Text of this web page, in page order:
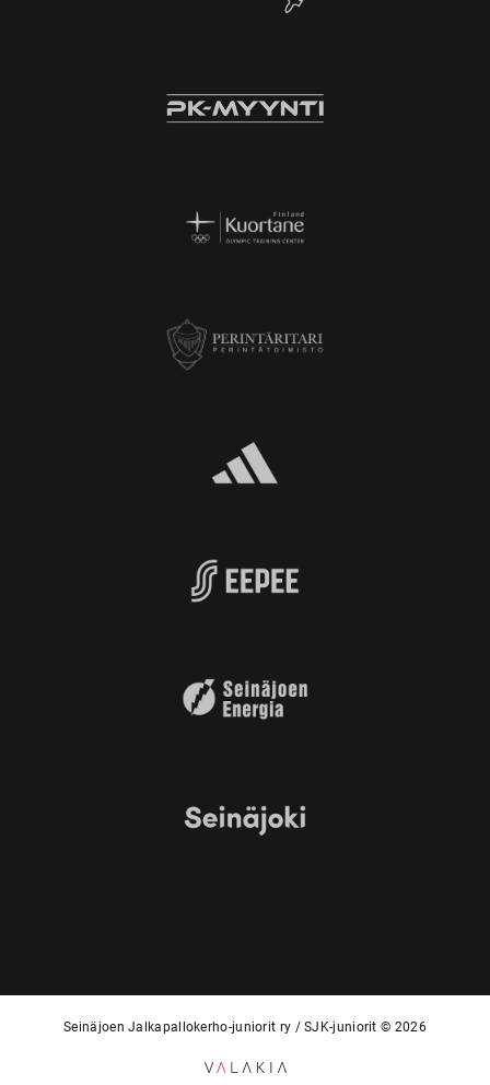
Seinäjoen Jalkapallokerho-juniorit ry / SJK-juniorit © 2026